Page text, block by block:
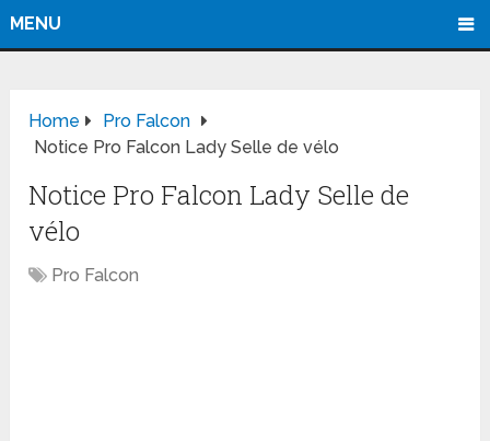
MENU
Home
Pro Falcon
Notice Pro Falcon Lady Selle de vélo
Notice Pro Falcon Lady Selle de
vélo
Pro Falcon